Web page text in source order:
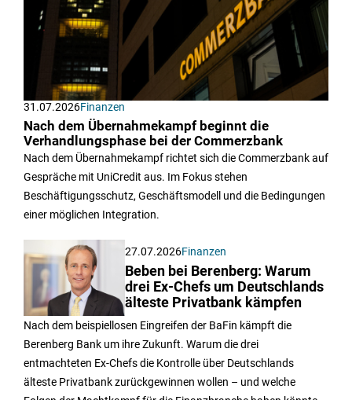
31.07.2026Finanzen
Nach dem Übernahmekampf beginnt die
Verhandlungsphase bei der Commerzbank
Nach dem Übernahmekampf richtet sich die Commerzbank auf
Gespräche mit UniCredit aus. Im Fokus stehen
Beschäftigungsschutz, Geschäftsmodell und die Bedingungen
einer möglichen Integration.
27.07.2026Finanzen
Beben bei Berenberg: Warum
drei Ex-Chefs um Deutschlands
älteste Privatbank kämpfen
Nach dem beispiellosen Eingreifen der BaFin kämpft die
Berenberg Bank um ihre Zukunft. Warum die drei
entmachteten Ex-Chefs die Kontrolle über Deutschlands
älteste Privatbank zurückgewinnen wollen – und welche